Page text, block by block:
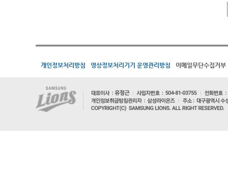
개인정보처리방침 영상정보처리기기 운영관리방침 이메일무단수집거부